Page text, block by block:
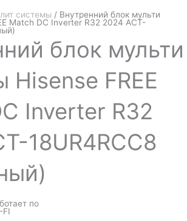
системы / Внутренний блок мульти
Match DC Inverter R32 2024 ACT-
блок мульти
Hisense FREE
Inverter R32
18UR4RCC8